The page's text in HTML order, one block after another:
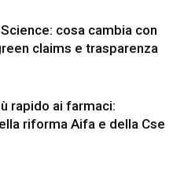
cosa cambia con
claims e trasparenza
rapido ai farmaci:
riforma Aifa e della Cse